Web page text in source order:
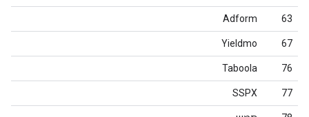
63
Adform
67
Yieldmo
76
Taboola
77
SSPX